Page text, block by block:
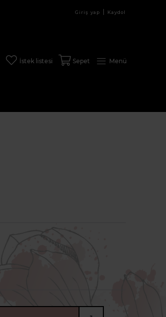
Giriş yap Kaydol
Menü
İstek listesi Sepet